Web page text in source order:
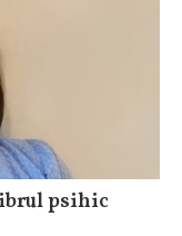
psihic